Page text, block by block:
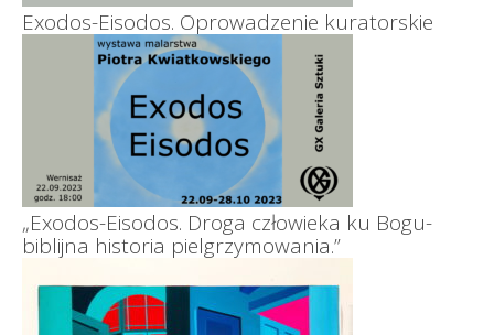
Exodos-Eisodos. Oprowadzenie kuratorskie
„Exodos-Eisodos. Droga człowieka ku Bogu-
biblijna historia pielgrzymowania.”